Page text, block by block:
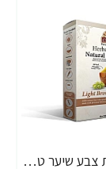
חינה צמחית צבע שיער טבעי חום בהיר - מבית OKAY